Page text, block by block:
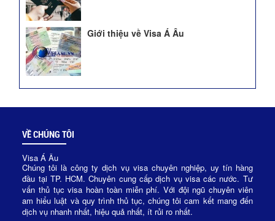
Giới thiệu về Visa Á Âu
VỀ CHÚNG TÔI
Visa Á Âu
Chúng tôi là công ty dịch vụ visa chuyên nghiệp, uy tín hàng
đầu tại TP. HCM. Chuyên cung cấp dịch vụ visa các nước. Tư
vấn thủ tục visa hoàn toàn miễn phí. Với đội ngũ chuyên viên
am hiểu luật và quy trình thủ tục, chúng tôi cam kết mang đến
dịch vụ nhanh nhất, hiệu quả nhất, ít rủi ro nhất.